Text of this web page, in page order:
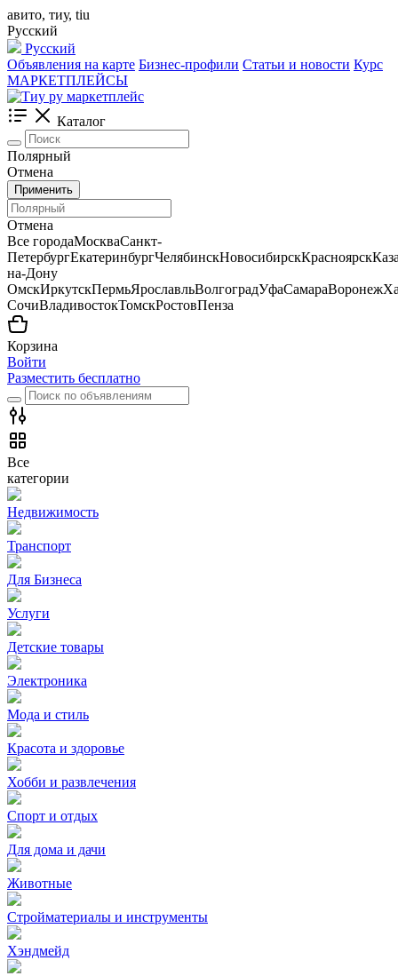
авито, тиу, tiu
Русский
Русский
Объявления на карте Бизнес-профили Статьи и новости Курс
МАРКЕТПЛЕЙСЫ
Каталог
Полярный
Отмена
Применить
Отмена
Все городаМоскваСанкт-
ПетербургЕкатеринбургЧелябинскНовосибирскКрасноярск
на-Дону
ОмскИркутскПермьЯрославльВолгоградУфаСамараВоронеж
СочиВладивостокТомскРостовПенза
Корзина
Войти
Разместить бесплатно
Все
категории
Недвижимость
Транспорт
Для Бизнеса
Услуги
Детские товары
Электроника
Мода и стиль
Красота и здоровье
Хобби и развлечения
Спорт и отдых
Для дома и дачи
Животные
Стройматериалы и инструменты
Хэндмейд